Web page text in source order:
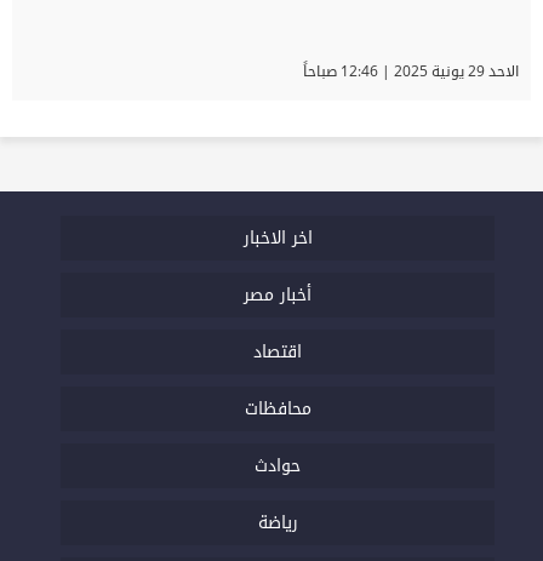
الاحد 29 يونية 2025 | 12:46 صباحاً
اخر الاخبار
أخبار مصر
اقتصاد
محافظات
حوادث
رياضة